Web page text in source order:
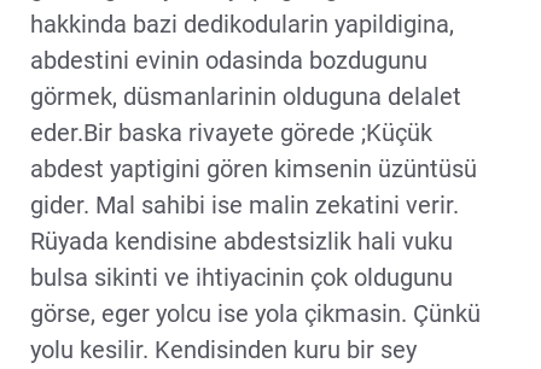
hakkinda bazi dedikodularin yapildigina,
abdestini evinin odasinda bozdugunu
görmek, düsmanlarinin olduguna delalet
eder.Bir baska rivayete görede ;Küçük
abdest yaptigini gören kimsenin üzüntüsü
gider. Mal sahibi ise malin zekatini verir.
Rüyada kendisine abdestsizlik hali vuku
bulsa sikinti ve ihtiyacinin çok oldugunu
görse, eger yolcu ise yola çikmasin. Çünkü
yolu kesilir. Kendisinden kuru bir sey